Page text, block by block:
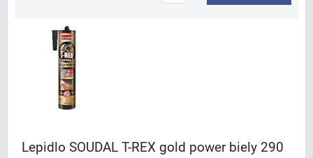
Lepidlo SOUDAL T-REX gold power biely 290